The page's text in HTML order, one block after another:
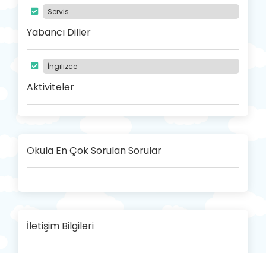
Servis
Yabancı Diller
İngilizce
Aktiviteler
Okula En Çok Sorulan Sorular
İletişim Bilgileri